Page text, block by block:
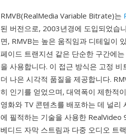
RMVB(RealMedia Variable Bitrate)는
된 버전으로, 2003년경에 도입되었습
면, RMVB는 높은 움직임과 디테일이
페이드 트랜지션 같은 단순한 구간에
을 사용합니다. 이 접근 방식은 고정
더 나은 시각적 품질을 제공합니다.
히 인기를 얻었으며, 대역폭이 제한적
영화와 TV 콘텐츠를 배포하는 데 널리
에 필적하는 기술을 사용한 RealVideo
베디드 자막 스트림과 다중 오디오 트